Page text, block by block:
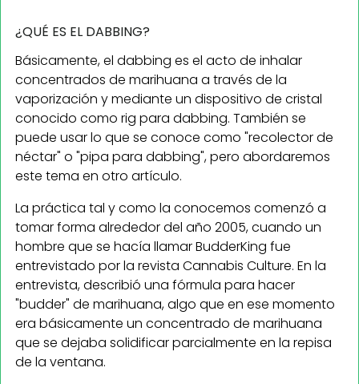
¿QUÉ ES EL DABBING?
Básicamente, el dabbing es el acto de inhalar
concentrados de marihuana a través de la
vaporización y mediante un dispositivo de cristal
conocido como rig para dabbing. También se
puede usar lo que se conoce como "recolector de
néctar" o "pipa para dabbing", pero abordaremos
este tema en otro artículo.
La práctica tal y como la conocemos comenzó a
tomar forma alrededor del año 2005, cuando un
hombre que se hacía llamar BudderKing fue
entrevistado por la revista Cannabis Culture. En la
entrevista, describió una fórmula para hacer
"budder" de marihuana, algo que en ese momento
era básicamente un concentrado de marihuana
que se dejaba solidificar parcialmente en la repisa
de la ventana.